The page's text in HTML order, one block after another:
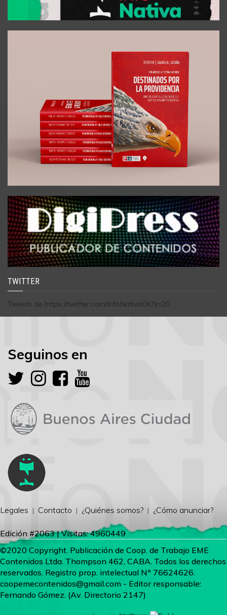
TWITTER
Tweets de https://twitter.com/InfoNativaOk?s=20
Seguinos en
Legales Contacto ¿Quiénes somos? ¿Cómo anunciar?
Edición #2063 | Visitas: 4960449
©2020 Copyright. Publicación de Coop. de Trabajo EME
Contenidos Ltda. Thompson 462, CABA. Todos los derechos
reservados. Registro prop. intelectual Nº 76624626.
coopemecontenidos@gmail.com - Editor responsable:
Fernando Gómez. (Av. Directorio 2147)